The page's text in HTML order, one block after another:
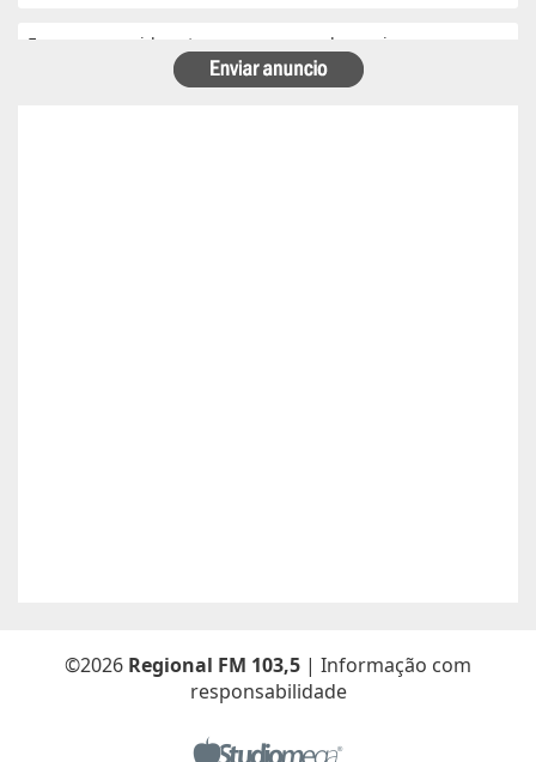
Eu e meu marido estamos a procura de serviço em
fazenda. Eu tenho experiência e referência em cantina, ele
tem experiência e referência em lavoura. Passa veneno,
©2026 Regional FM 103,5 | Informação com
responsabilidade